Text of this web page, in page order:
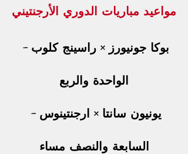
مواعيد مباريات الدوري الأرجنتيني
بوكا جونيورز × راسينج كلوب –
الواحدة والربع
يونيون سانتا × ارجنتينوس –
السابعة والنصف مساء